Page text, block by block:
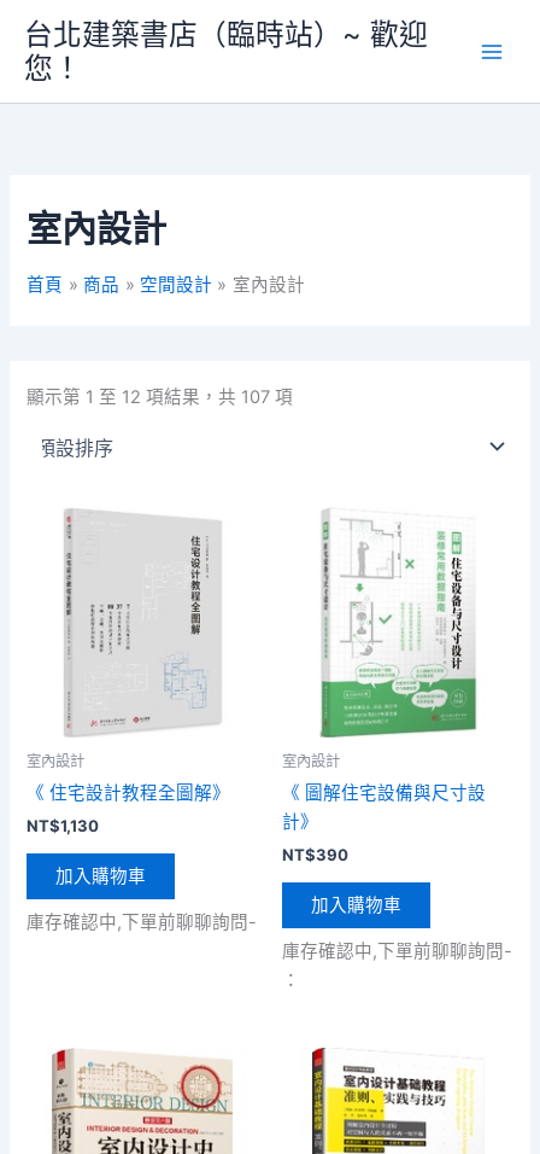
要
台北建築書店（臨時站）~ 歡迎
您！
室內設計
首頁 商品 空間設計 室內設計
顯示第 1 至 12 項結果，共 107 項
室內設計
《 住宅設計教程全圖解》
NT$1,130
加入購物車
庫存確認中,下單前聊聊詢問-
室內設計
《 圖解住宅設備與尺寸設
計》
NT$390
加入購物車
庫存確認中,下單前聊聊詢問-
：